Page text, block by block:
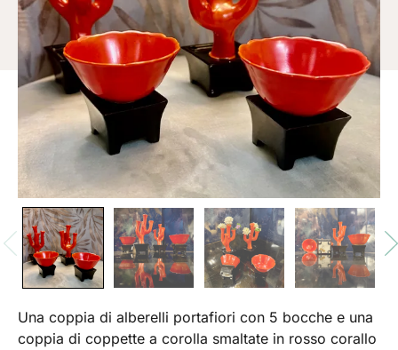
Una coppia di alberelli portafiori con 5 bocche e una
coppia di coppette a corolla smaltate in rosso corallo